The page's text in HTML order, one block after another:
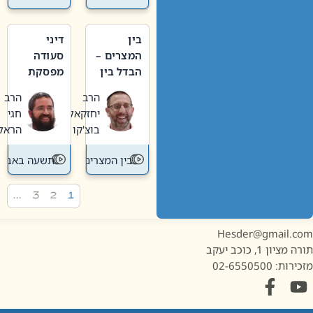
בין
המצרים –
הבדל בין
חדשה
לישנה
הרב
יחזקאל
בוצ'קו
בין המצרים
דיני
סעודה
מפסקת
תשעה
באב
הרב
חגי
הראל
תשעה באב
1, כוכב יעקב
02-6550500